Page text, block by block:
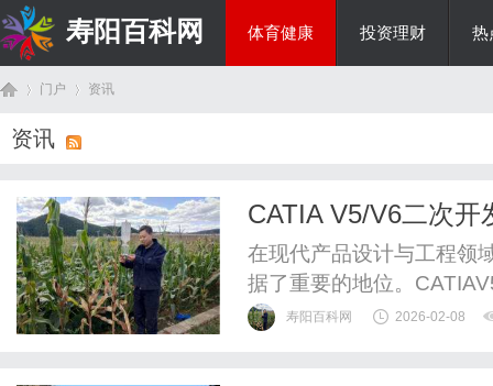
寿阳百科网 体育健康 投资理财 热
门户 资讯
资讯
CATIA V5/V6二次
在现代产品设计与工程领
据了重要的地位。
功能和用户界面上有所不
寿阳百科网 2026-02-08